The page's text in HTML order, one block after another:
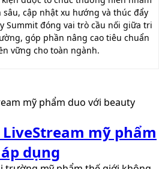
cập nhật xu hướng và thúc đẩy
Summit đóng vai trò cầu nối giữa tri
góp phần nâng cao tiêu chuẩn
vững cho toàn ngành.
mỹ phẩm
dụng